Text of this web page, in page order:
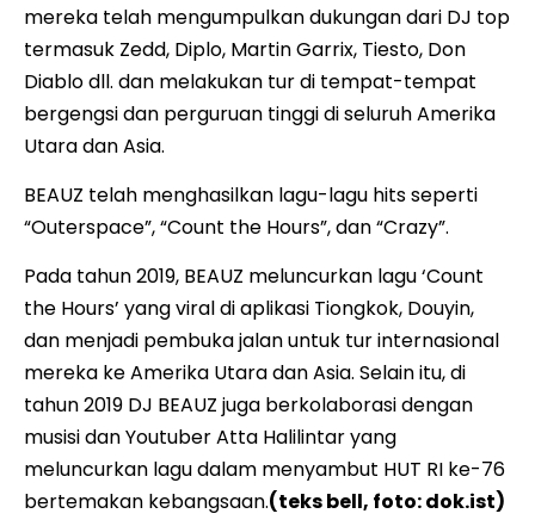
mereka telah mengumpulkan dukungan dari DJ top
termasuk Zedd, Diplo, Martin Garrix, Tiesto, Don
Diablo dll. dan melakukan tur di tempat-tempat
bergengsi dan perguruan tinggi di seluruh Amerika
Utara dan Asia.
BEAUZ telah menghasilkan lagu-lagu hits seperti
“Outerspace”, “Count the Hours”, dan “Crazy”.
Pada tahun 2019, BEAUZ meluncurkan lagu ‘Count
the Hours’ yang viral di aplikasi Tiongkok, Douyin,
dan menjadi pembuka jalan untuk tur internasional
mereka ke Amerika Utara dan Asia. Selain itu, di
tahun 2019 DJ BEAUZ juga berkolaborasi dengan
musisi dan Youtuber Atta Halilintar yang
meluncurkan lagu dalam menyambut HUT RI ke-76
bertemakan kebangsaan.(teks bell, foto: dok.ist)